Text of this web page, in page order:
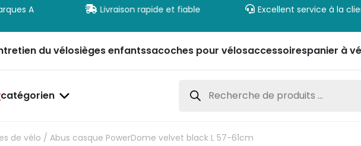
A Livraison rapide et fiable Excellent service à la
du vélosièges enfantssacoches pour vélosaccessoirespanier à
catégorien
produits
de vélo / Abus casque PowerDome velvet black L 57-61cm